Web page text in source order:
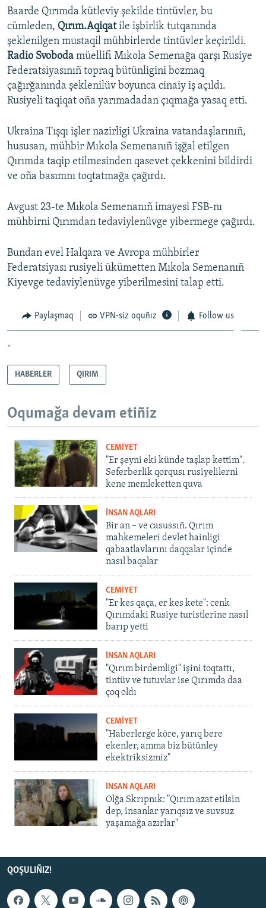
Baarde Qırımda kütleviy şekilde tintüvler, bu
cümleden, Qırım.Aqiqatile işbirlik tutqanında
şeklenilgen mustaqil mühbirlerde tintüvler keçirildi.
Radio Svoboda müellifi Mıkola Semenağa qarşı Rusiye
Federatsiyasınıñ topraq bütünligini bozmaq
çağırğanında şeklenilüv boyunca cinaiy iş açıldı.
Rusiyeli taqiqat oña yarımadadan çıqmağa yasaq etti.
Ukraina Tışqı işler nazirligi Ukraina vatandaşlarınıñ,
hususan, mühbir Mıkola Semenanıñ işğal etilgen
Qırımda taqip etilmesinden qasevet çekkenini bildirdi
ve oña basımnı toqtatmağa çağırdı.
Avgust 23-te Mıkola Semenanıñ imayesi FSB-nı
mühbirni Qırımdan tedaviylenüvge yibermege çağırdı.
Bundan evel Halqara ve Avropa mühbirler
Federatsiyası rusiyeli ükümetten Mıkola Semenanıñ
Kiyevge tedaviylenüvge yiberilmesini talap etti.
Paylaşmaq VPN-siz oquñız Follow us
*
HABERLER QIRIM
Oqumağa devam etiñiz
CEMİYET
"Er şeyni eki künde taşlap kettim".
Seferberlik qorqusı rusiyelilerni
kene memleketten quva
İNSAN AQLARI
Bir an – ve casussıñ. Qırım
mahkemeleri devlet hainligi
qabaatlavlarını daqqalar içinde
nasıl baqalar
CEMİYET
"Er kes qaça, er kes kete": cenk
Qırımdaki Rusiye turistlerine nasıl
barıp yetti
İNSAN AQLARI
"Qırım birdemligi" işini toqtattı,
tintüv ve tutuvlar ise Qırımda daa
çoq oldı
CEMİYET
"Haberlerge köre, yarıq bere
ekenler, amma biz bütünley
ekektriksizmiz"
İNSAN AQLARI
Olğa Skrıpnık: "Qırım azat etilsin
dep, insanlar yarıqsız ve suvsuz
yaşamağa azırlar"
QOŞULIÑIZ!